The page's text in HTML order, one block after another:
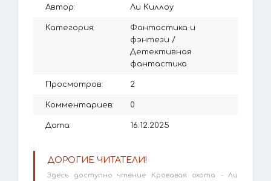
Автор: Ли Киллоу
Категория:
Фантастика и
фэнтези /
Детективная
фантастика
Просмотров: 2
Комментариев: 0
Дата: 16.12.2025
ДОРОГИЕ ЧИТАТЕЛИ!
Здесь доступно чтение Кровавая охота - Ли